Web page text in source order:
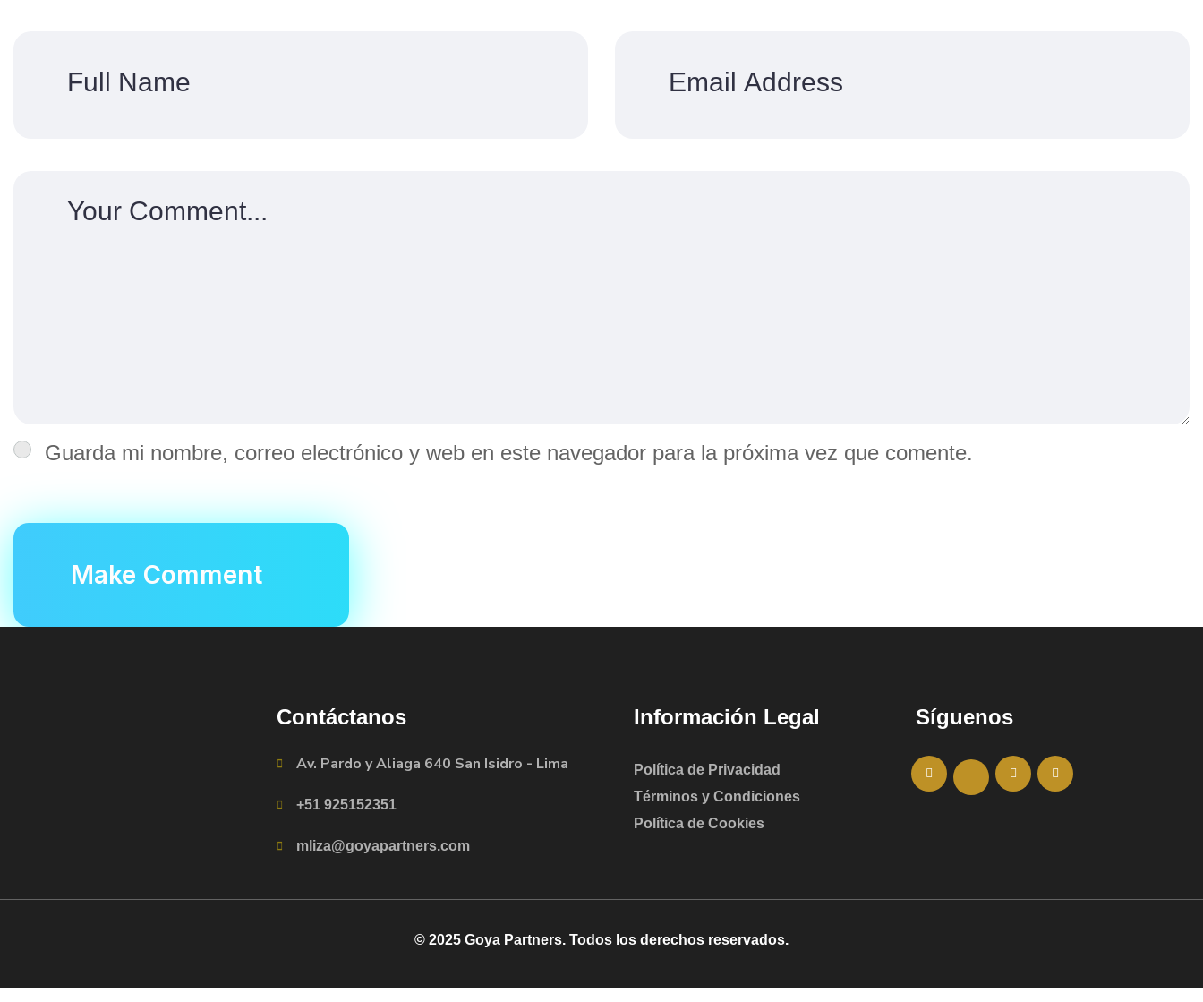
Guarda mi nombre, correo electrónico y web en este navegador para la próxima vez que comente.
Contáctanos
Av. Pardo y Aliaga 640 San Isidro - Lima
+51 925152351
mliza@goyapartners.com
Información Legal
Política de Privacidad
Términos y Condiciones
Política de Cookies
Síguenos
© 2025 Goya Partners. Todos los derechos reservados.